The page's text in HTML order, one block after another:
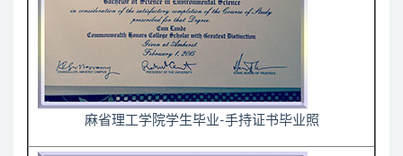
麻省理工学院学生毕业-手持证书毕业照